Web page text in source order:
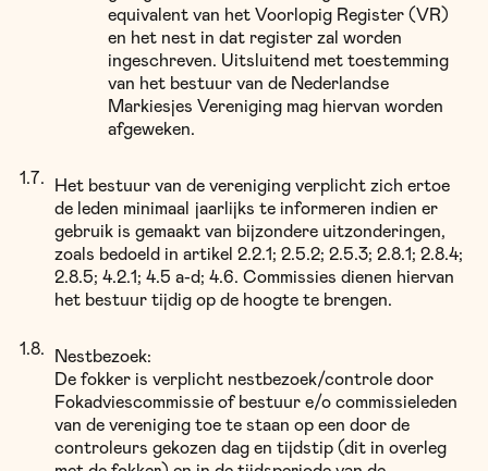
equivalent van het Voorlopig Register (VR)
en het nest in dat register zal worden
ingeschreven. Uitsluitend met toestemming
van het bestuur van de Nederlandse
Markiesjes Vereniging mag hiervan worden
afgeweken.
Het bestuur van de vereniging verplicht zich ertoe
de leden minimaal jaarlijks te informeren indien er
gebruik is gemaakt van bijzondere uitzonderingen,
zoals bedoeld in artikel 2.2.1; 2.5.2; 2.5.3; 2.8.1; 2.8.4;
2.8.5; 4.2.1; 4.5 a-d; 4.6. Commissies dienen hiervan
het bestuur tijdig op de hoogte te brengen.
Nestbezoek:
De fokker is verplicht nestbezoek/controle door
Fokadviescommissie of bestuur e/o commissieleden
van de vereniging toe te staan op een door de
controleurs gekozen dag en tijdstip (dit in overleg